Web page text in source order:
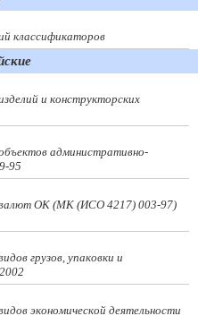
классификаторов
и конструкторских
административно-
95
ОК (МК (ИСО 4217) 003-97)
грузов, упаковки и
экономической деятельности